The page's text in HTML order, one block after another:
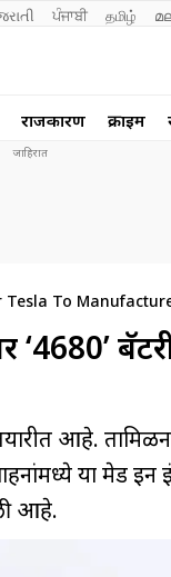
ਪੰਜਾਬੀ தமிழ்
राजकारण क्राईम
To
‘4680’
आहे.
या मेड इन
आहे.